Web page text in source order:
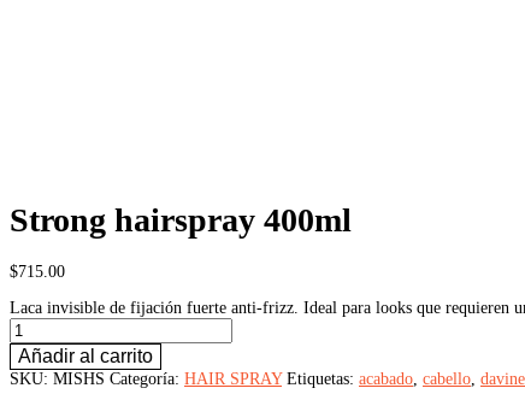
Strong hairspray 400ml
$715.00
Laca invisible de fijación fuerte anti-frizz. Ideal para looks que requieren
Strong
hairspray
400ml
cantidad
Añadir al carrito
SKU: MISHS Categoría: HAIR SPRAY Etiquetas: acabado cabello